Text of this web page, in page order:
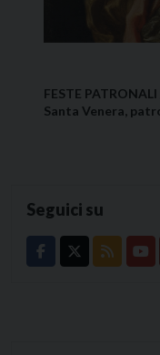
FESTE
Santa Venera,
Seguici su